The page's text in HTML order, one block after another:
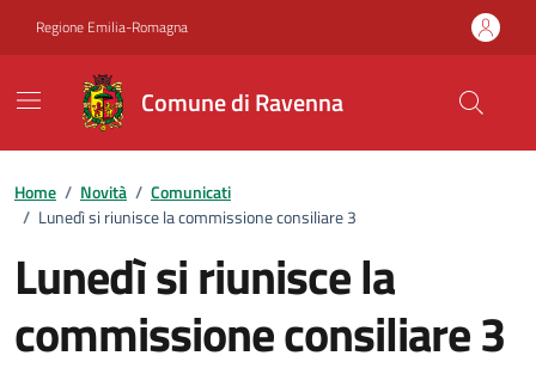
Regione Emilia-Romagna
Comune di Ravenna
Home / Novità / Comunicati
/ Lunedì si riunisce la commissione consiliare 3
Lunedì si riunisce la
commissione consiliare 3